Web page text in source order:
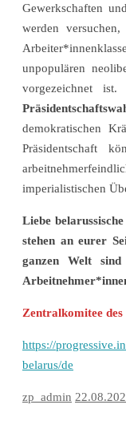
Gewerkschaften
werden
unpopulären
vorgezeichnet
demokratischen
Präsidentschaft
imperialistischen
Liebe
stehen an eurer
ganzen Welt
Zentralkomitee
https://
belarus/de
zp_admin